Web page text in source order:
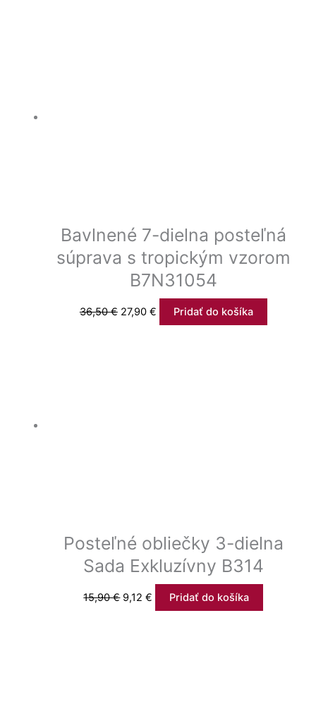
Bavlnené 7-dielna posteľná
súprava s tropickým vzorom
B7N31054
36,50€ 27,90 € Pridať do košíka
Posteľné obliečky 3-dielna
Sada Exkluzívny B314
15,90€ 9,12€ Pridať do košíka